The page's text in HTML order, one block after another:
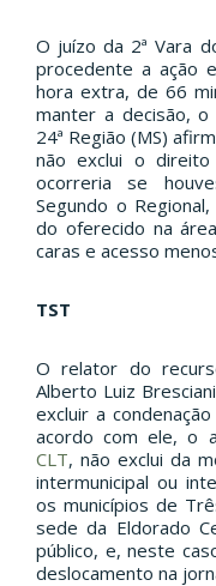
O juízo da 2ª Vara
procedente a ação
hora extra, de 66
manter a decisão, o
24ª Região (MS)
não exclui o
ocorreria se
Segundo o
do oferecido na
caras e acesso
TST
O relator do
Alberto Luiz
excluir a
acordo com ele, o
CLT, não exclui da
intermunicipal ou
os municípios de
sede da Eldorado
público, e, neste
deslocamento na